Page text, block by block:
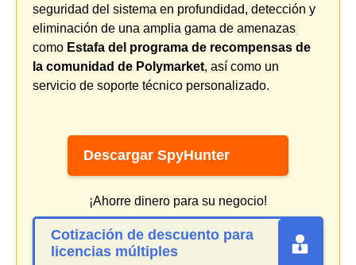
seguridad del sistema en profundidad, detección y
eliminación de una amplia gama de amenazas
como Estafa del programa de recompensas de
la comunidad de Polymarket, así como un
servicio de soporte técnico personalizado.
Descargar SpyHunter
¡Ahorre dinero para su negocio!
Cotización de descuento para
licencias múltiples